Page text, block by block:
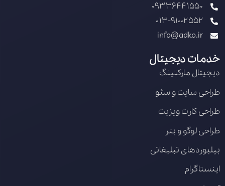
09336441550
013-91002552
info@adko.ir
خدمات دیجیتال
دیجیتال مارکتینگ
طراحی سایت و سئو
طراحی کارت ویزیت
طراحی لوگو و بنر
بیلبوردهای تبلیغاتی
اینستاگرام